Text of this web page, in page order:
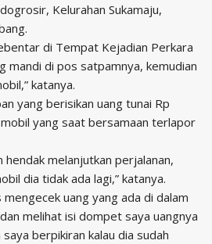
Kelurahan Sukamaju,
di Tempat Kejadian Perkara
mandi di pos satpamnya, kemudian
katanya.
yang berisikan uang tunai Rp
yang saat bersamaan terlapor
hendak melanjutkan perjalanan,
dia tidak ada lagi,” katanya.
uang yang ada di dalam
melihat isi dompet saya uangnya
berpikiran kalau dia sudah